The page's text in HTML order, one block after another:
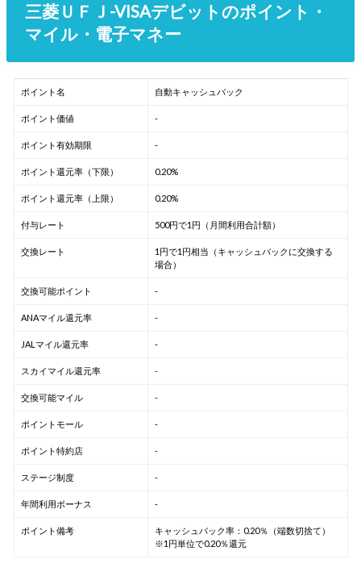
三菱ＵＦＪ-VISAデビットのポイント・
マイル・電子マネー
ポイント名 自動キャッシュバック
ポイント価値 -
ポイント有効期限 -
ポイント還元率（下限） 0.20%
ポイント還元率（上限） 0.20%
付与レート 500円で1円（月間利用合計額）
交換レート
1円で1円相当（キャッシュバックに交換する
場合）
交換可能ポイント -
ANAマイル還元率 -
JALマイル還元率 -
スカイマイル還元率 -
交換可能マイル -
ポイントモール -
ポイント特約店 -
ステージ制度 -
年間利用ボーナス -
ポイント備考
キャッシュバック率：0.20％（端数切捨て）
※1円単位で0.20％還元